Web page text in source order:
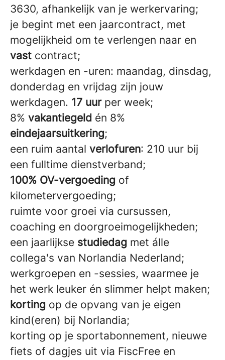
3630, afhankelijk van je werkervaring;
je begint met een jaarcontract, met
mogelijkheid om te verlengen naar en
vast contract;
werkdagen en -uren: maandag, dinsdag,
donderdag en vrijdag zijn jouw
werkdagen. 17 uurper week;
8% vakantiegeld én 8%
eindejaarsuitkering;
een ruim aantal verlofuren: 210 uur bij
een fulltime dienstverband;
100% OV-vergoeding of
kilometervergoeding;
ruimte voor groei via cursussen,
coaching en doorgroeimogelijkheden;
een jaarlijkse studiedag met álle
collega's van Norlandia Nederland;
werkgroepen en -sessies, waarmee je
het werk leuker én slimmer helpt maken;
korting op de opvang van je eigen
kind(eren) bij Norlandia;
korting op je sportabonnement, nieuwe
fiets of dagjes uit via FiscFree en